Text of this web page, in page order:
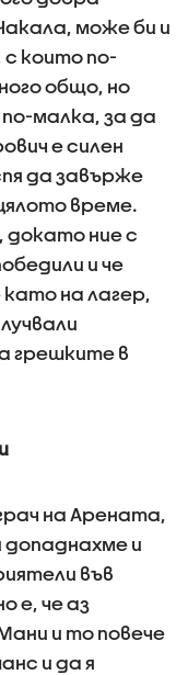
може би и
които по-
общо, но
малка, за да
е силен
да завърже
време.
докато ние с
и че
на лагер,
грешките в
на Арената,
допаднахме и
във
е, че аз
и то повече
и да я